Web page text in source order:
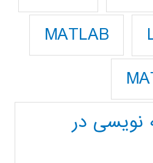
MATLAB
نویسی در